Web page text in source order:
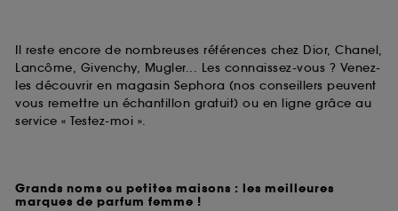
Il reste encore de nombreuses références chez Dior, Chanel,
Lancôme, Givenchy, Mugler... Les connaissez-vous ? Venez-
les découvrir en magasin Sephora (nos conseillers peuvent
vous remettre un échantillon gratuit) ou en ligne grâce au
service « Testez-moi ».
Grands noms ou petites maisons : les meilleures
marques de parfum femme !